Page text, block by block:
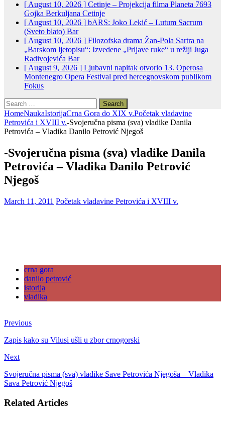
[ August 10, 2026 ] Cetinje – Projekcija filma Planeta 7693
Gojka Berkuljana Cetinje
[ August 10, 2026 ] bARS: Joko Lekić – Lutum Sacrum
(Sveto blato) Bar
[ August 10, 2026 ] Filozofska drama Žan-Pola Sartra na
„Barskom ljetopisu“: Izvedene „Prljave ruke“ u režiji Juga
Radivojevića Bar
[ August 9, 2026 ] Ljubavni napitak otvorio 13. Operosa
Montenegro Opera Festival pred hercegnovskom publikom
Fokus
Search
for:
HomeNaukaIstorijaCrna Gora do XIX v.Početak vladavine
Petrovića i XVIII v.-Svojeručna pisma (sva) vladike Danila
Petrovića – Vladika Danilo Petrović Njegoš
-Svojeručna pisma (sva) vladike Danila
Petrovića – Vladika Danilo Petrović
Njegoš
March 11, 2011 Početak vladavine Petrovića i XVIII v.
crna gora
danilo petrović
istorija
vladika
Previous
Zapis kako su Vilusi ušli u zbor crnogorski
Next
Svojeručna pisma (sva) vladike Save Petrovića Njegoša – Vladika
Sava Petrović Njegoš
Related Articles